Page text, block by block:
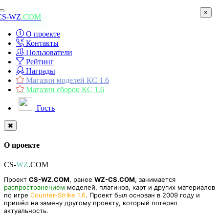
Toggle
navigation
WZ.COM
О проекте
Контакты
Пользователи
Рейтинг
Награды
Магазин моделей КС 1.6
Магазин сборок КС 1.6
Гость
О проекте
CS-WZ.COM
Проект CS-WZ.COM, ранее WZ-CS.COM, занимается
распространением моделей, плагинов, карт и других материалов
по игре Counter-Strike 1.6. Проект был основан в 2009 году и
пришёл на замену другому проекту, который потерял
актуальность.
×